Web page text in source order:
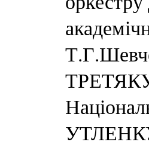
ТРЕТЯКУ
УТЛЕНКУ